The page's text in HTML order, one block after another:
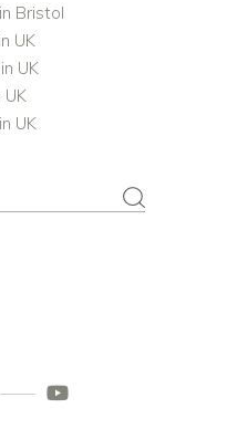
Bristol
UK
UK
UK